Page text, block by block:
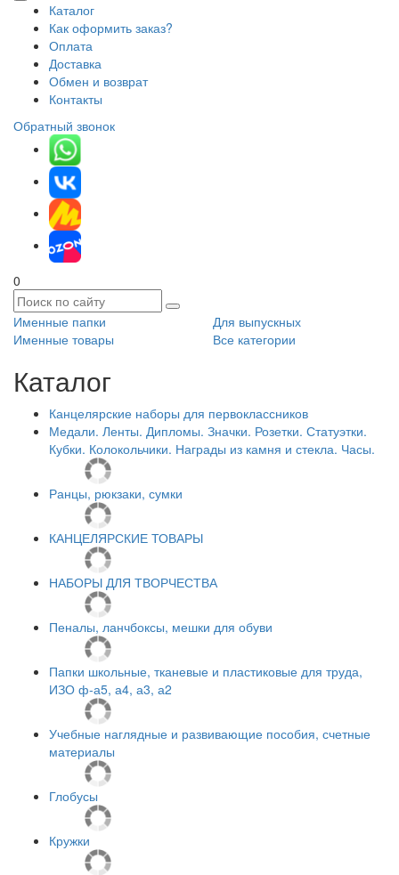
Каталог
Как оформить заказ?
Оплата
Доставка
Обмен и возврат
Контакты
Обратный звонок
0
Именные папки
Для выпускных
Именные товары
Все категории
Каталог
Канцелярские наборы для первоклассников
Медали. Ленты. Дипломы. Значки. Розетки. Статуэтки.
Кубки. Колокольчики. Награды из камня и стекла. Часы.
Ранцы, рюкзаки, сумки
КАНЦЕЛЯРСКИЕ ТОВАРЫ
НАБОРЫ ДЛЯ ТВОРЧЕСТВА
Пеналы, ланчбоксы, мешки для обуви
Папки школьные, тканевые и пластиковые для труда,
ИЗО ф-а5, а4, а3, а2
Учебные наглядные и развивающие пособия, счетные
материалы
Глобусы
Кружки